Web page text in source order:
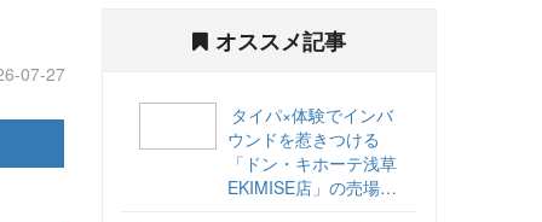
07-27
オススメ記事
タイパ×体験でインバ
ウンドを惹きつける
「ドン・キホーテ浅草
EKIMISE店」の売場づ